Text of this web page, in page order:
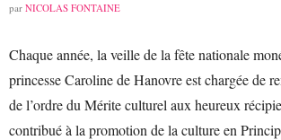
par NICOLAS FONTAINE
Chaque année, la veille de la fête nationale
princesse Caroline de Hanovre est chargée de
de l’ordre du Mérite culturel aux heureux
contribué à la promotion de la culture en